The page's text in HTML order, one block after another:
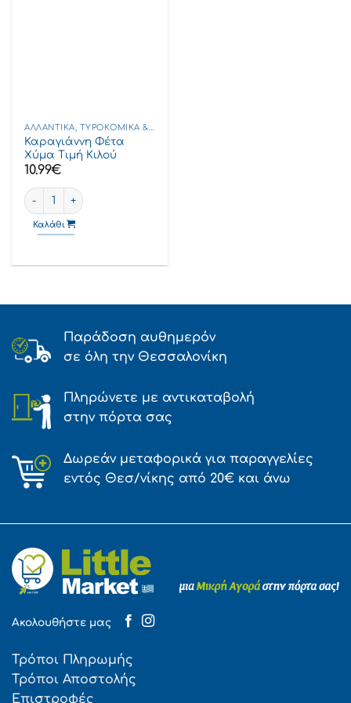
Καραγιάννη Φέτα
Χύμα Τιμή Κιλού
10.99€
Καραγιάννη Φέτα χύμα τιμή κιλού ποσότητα
Καλάθι
Παράδοση αυθημερόν
σε όλη την Θεσσαλονίκη
Πληρώνετε με αντικαταβολή
στην πόρτα σας
Δωρεάν μεταφορικά για παραγγελίες
εντός Θεσ/νίκης από 20€ και άνω
Ακολουθήστε μας
Τρόποι Πληρωμής
Τρόποι Αποστολής
Επιστροφές